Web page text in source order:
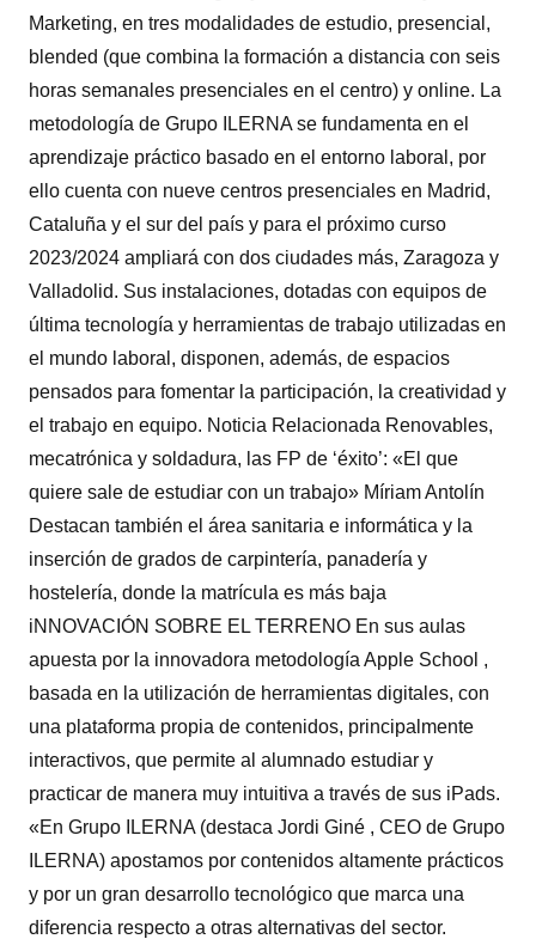
Marketing, en tres modalidades de estudio, presencial,
blended (que combina la formación a distancia con seis
horas semanales presenciales en el centro) y online. La
metodología de Grupo ILERNA se fundamenta en el
aprendizaje práctico basado en el entorno laboral, por
ello cuenta con nueve centros presenciales en Madrid,
Cataluña y el sur del país y para el próximo curso
2023/2024 ampliará con dos ciudades más, Zaragoza y
Valladolid. Sus instalaciones, dotadas con equipos de
última tecnología y herramientas de trabajo utilizadas en
el mundo laboral, disponen, además, de espacios
pensados para fomentar la participación, la creatividad y
el trabajo en equipo. Noticia Relacionada Renovables,
mecatrónica y soldadura, las FP de ‘éxito’: «El que
quiere sale de estudiar con un trabajo» Míriam Antolín
Destacan también el área sanitaria e informática y la
inserción de grados de carpintería, panadería y
hostelería, donde la matrícula es más baja
iNNOVACIÓN SOBRE EL TERRENO En sus aulas
apuesta por la innovadora metodología Apple School ,
basada en la utilización de herramientas digitales, con
una plataforma propia de contenidos, principalmente
interactivos, que permite al alumnado estudiar y
practicar de manera muy intuitiva a través de sus iPads.
«En Grupo ILERNA (destaca Jordi Giné , CEO de Grupo
ILERNA) apostamos por contenidos altamente prácticos
y por un gran desarrollo tecnológico que marca una
diferencia respecto a otras alternativas del sector.